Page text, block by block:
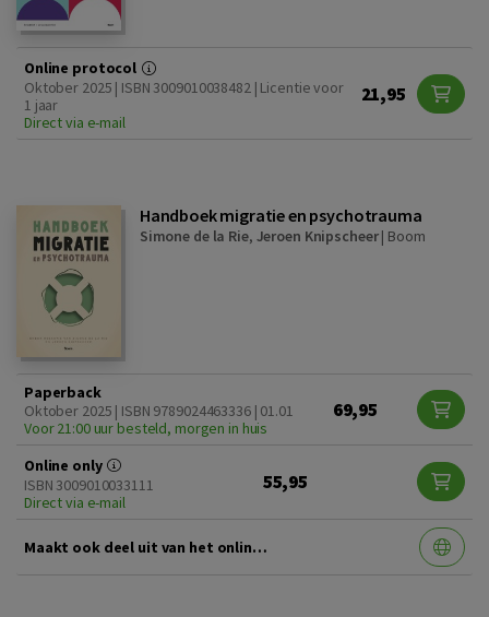
Online protocol
Oktober 2025 | ISBN 3009010038482 | Licentie voor
1 jaar
Direct via e-mail
21,95
Handboek migratie en psychotrauma
Simone de la Rie, Jeroen Knipscheer| Boom
Paperback
Oktober 2025 | ISBN 9789024463336 | 01.01
Voor 21:00 uur besteld, morgen in huis
69,95
Online only
ISBN 3009010033111
Direct via e-mail
55,95
Maakt ook deel uit van het online abonnement Psychiatrie Collectie!